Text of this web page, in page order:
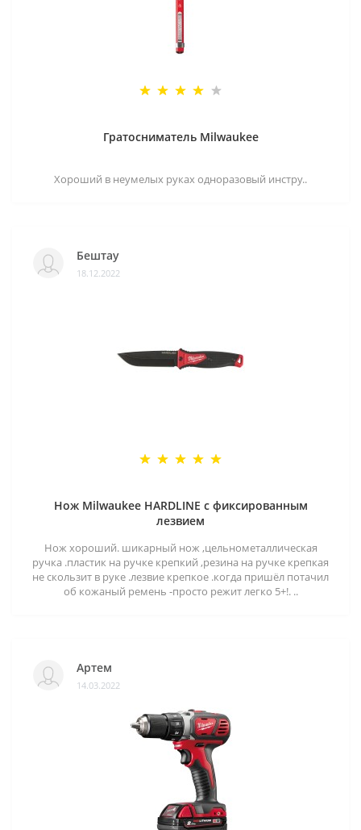
Гратосниматель Milwaukee
Хороший в неумелых руках одноразовый инстру..
Бештау
18.12.2022
Нож Milwaukee HARDLINE с фиксированным
лезвием
Нож хороший. шикарный нож ,цельнометаллическая
ручка .пластик на ручке крепкий ,резина на ручке крепкая
не скользит в руке .лезвие крепкое .когда пришёл потачил
об кожаный ремень -просто режит легко 5+!. ..
Артем
14.03.2022